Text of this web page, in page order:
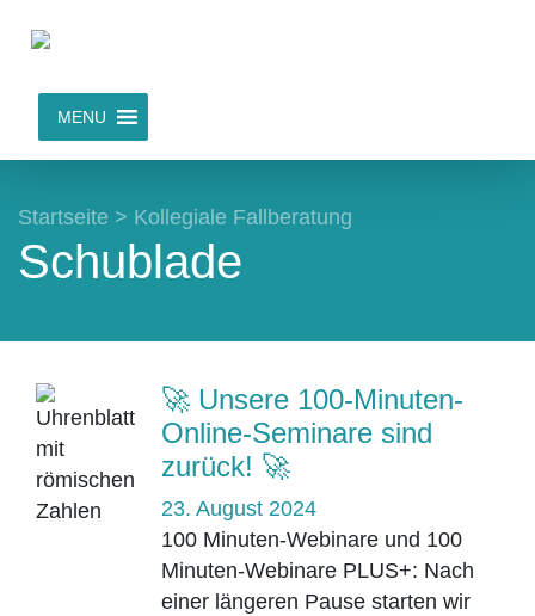
MENU
Startseite > Kollegiale Fallberatung
Schublade
🚀 Unsere 100-Minuten-
Online-Seminare sind
zurück! 🚀
23. August 2024
100 Minuten-Webinare und 100
Minuten-Webinare PLUS+: Nach
einer längeren Pause starten wir